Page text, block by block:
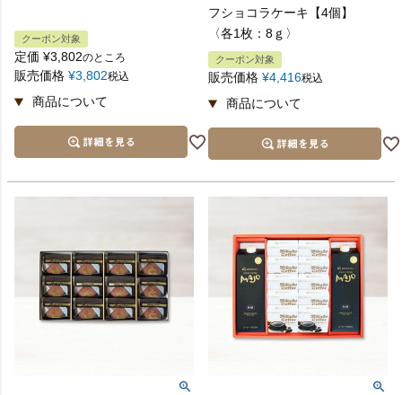
クーポン対象
定価 ¥3,802のところ
販売価格 ¥3,802税込
フショコラケーキ【4個】
〈各1枚：8ｇ〉
クーポン対象
販売価格 ¥4,416税込